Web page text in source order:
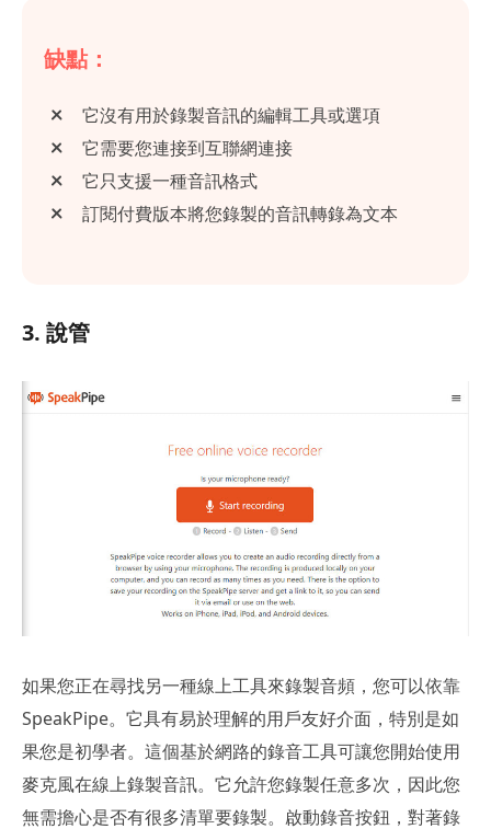
缺點：
它沒有用於錄製音訊的編輯工具或選項
它需要您連接到互聯網連接
它只支援一種音訊格式
訂閱付費版本將您錄製的音訊轉錄為文本
3. 說管
如果您正在尋找另一種線上工具來錄製音頻，您可以依靠
SpeakPipe。它具有易於理解的用戶友好介面，特別是如
果您是初學者。這個基於網路的錄音工具可讓您開始使用
麥克風在線上錄製音訊。它允許您錄製任意多次，因此您
無需擔心是否有很多清單要錄製。啟動錄音按鈕，對著錄